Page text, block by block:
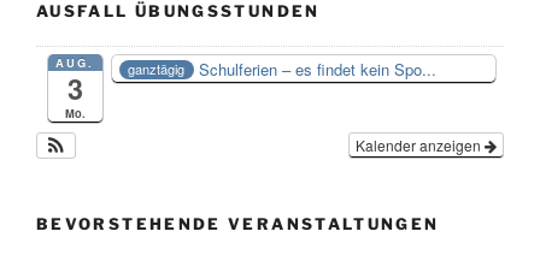
AUSFALL ÜBUNGSSTUNDEN
AUG.
3
Mo.
ganztägig Schulferien – es findet kein Spo...
Kalender anzeigen
BEVORSTEHENDE VERANSTALTUNGEN